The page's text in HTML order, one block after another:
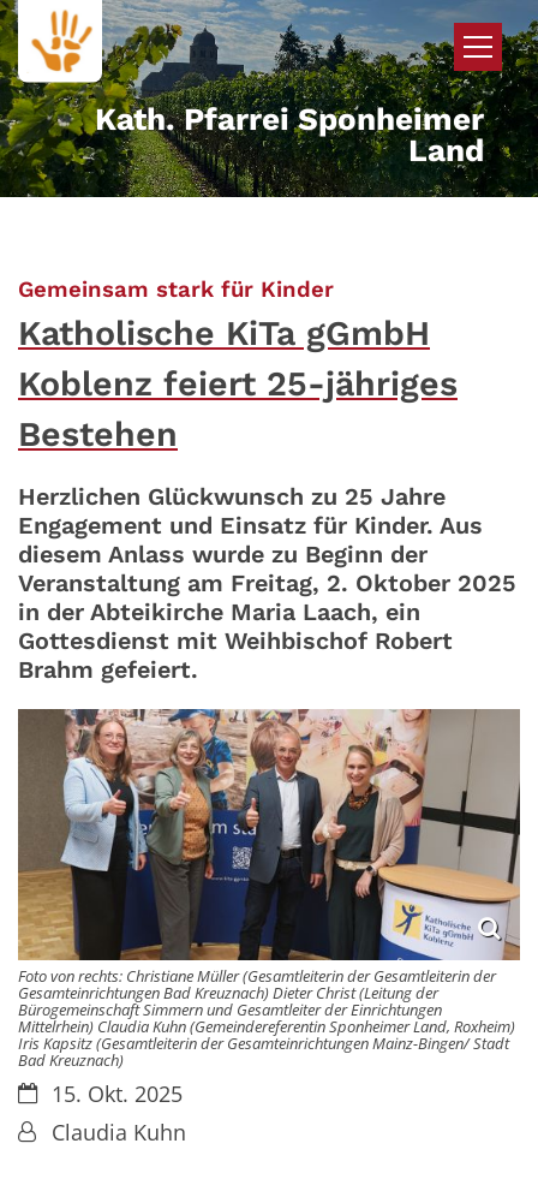
Zum Inhalt springen
Kath. Pfarrei Sponheimer
Land
Gemeinsam stark für Kinder:
Katholische KiTa gGmbH
Koblenz feiert 25-jähriges
Bestehen
Herzlichen Glückwunsch zu 25 Jahre
Engagement und Einsatz für Kinder. Aus
diesem Anlass wurde zu Beginn der
Veranstaltung am Freitag, 2. Oktober 2025
in der Abteikirche Maria Laach, ein
Gottesdienst mit Weihbischof Robert
Brahm gefeiert.
Foto von rechts: Christiane Müller (Gesamtleiterin der Gesamtleiterin der
Gesamteinrichtungen Bad Kreuznach) Dieter Christ (Leitung der
Bürogemeinschaft Simmern und Gesamtleiter der Einrichtungen
Mittelrhein) Claudia Kuhn (Gemeindereferentin Sponheimer Land, Roxheim)
Iris Kapsitz (Gesamtleiterin der Gesamteinrichtungen Mainz-Bingen/ Stadt
Bad Kreuznach)
Datum:15. Okt. 2025
Von:Claudia Kuhn